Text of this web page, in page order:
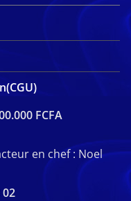
FCFA
en chef : Noel
02